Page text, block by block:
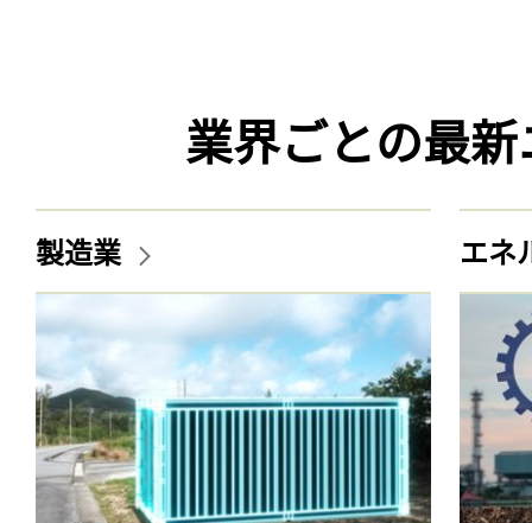
業界ごとの最
製造業 エネ